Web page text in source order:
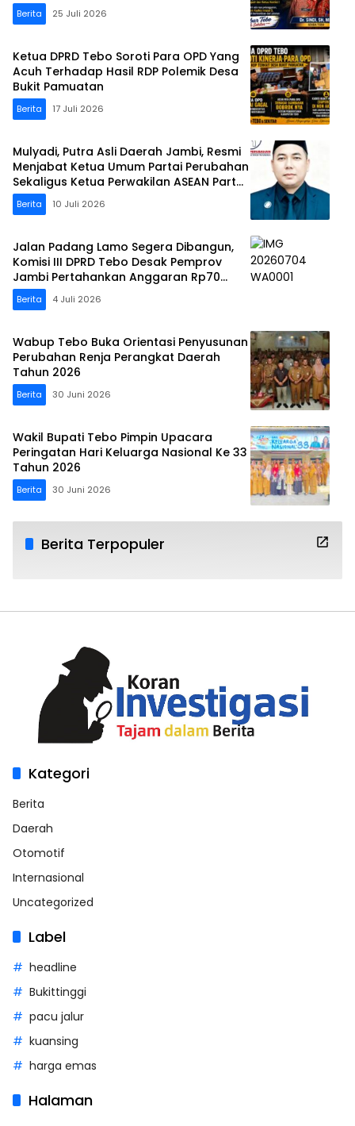
Berita 25 Juli 2026
Ketua DPRD Tebo Soroti Para OPD Yang
Acuh Terhadap Hasil RDP Polemik Desa
Bukit Pamuatan
Berita 17 Juli 2026
Mulyadi, Putra Asli Daerah Jambi, Resmi
Menjabat Ketua Umum Partai Perubahan
Sekaligus Ketua Perwakilan ASEAN Partai
Perubahan di Malaysia
Berita 10 Juli 2026
Jalan Padang Lamo Segera Dibangun,
Komisi III DPRD Tebo Desak Pemprov
Jambi Pertahankan Anggaran Rp70
Miliar
Berita 4 Juli 2026
Wabup Tebo Buka Orientasi Penyusunan
Perubahan Renja Perangkat Daerah
Tahun 2026
Berita 30 Juni 2026
Wakil Bupati Tebo Pimpin Upacara
Peringatan Hari Keluarga Nasional Ke 33
Tahun 2026
Berita 30 Juni 2026
Berita Terpopuler
Kategori
Berita
Daerah
Otomotif
Internasional
Uncategorized
Label
headline
Bukittinggi
pacu jalur
kuansing
harga emas
Halaman